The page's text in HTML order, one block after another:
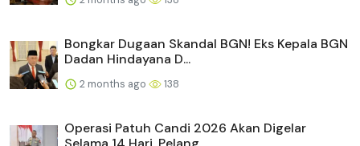
Bongkar Dugaan Skandal BGN! Eks Kepala BGN
Dadan Hindayana D...
2 months ago 138
Operasi Patuh Candi 2026 Akan Digelar